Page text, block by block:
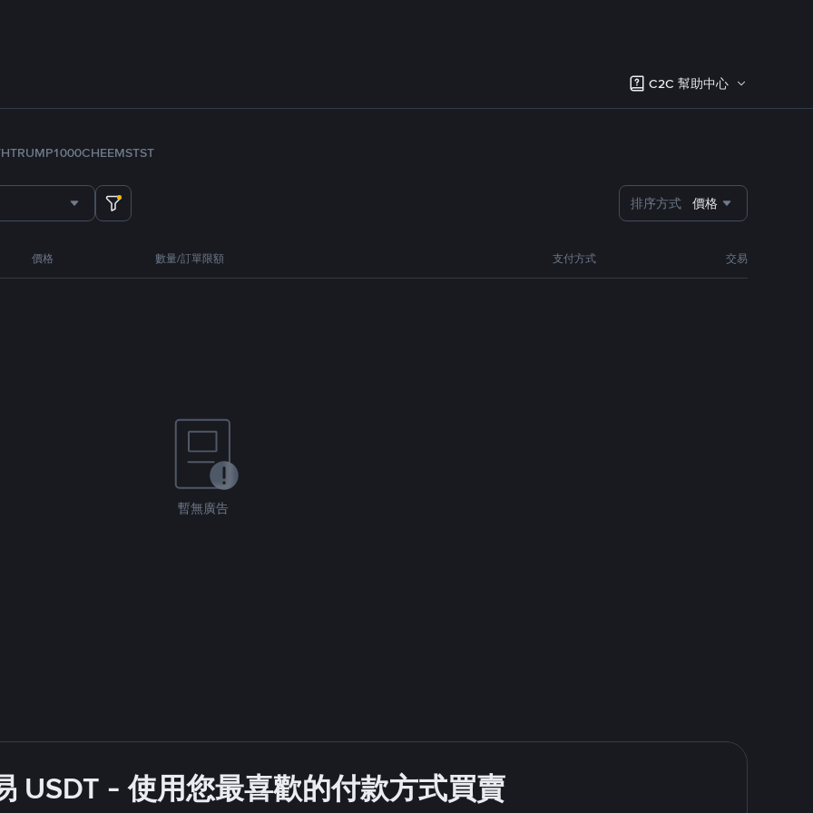
C2C 幫助中心
TRUMP1000CHEEMSTST
排序方式 價格
價格 數量/訂單限額 支付方式 交易
暫無廣告
USDT - 使用您最喜歡的付款方式買賣